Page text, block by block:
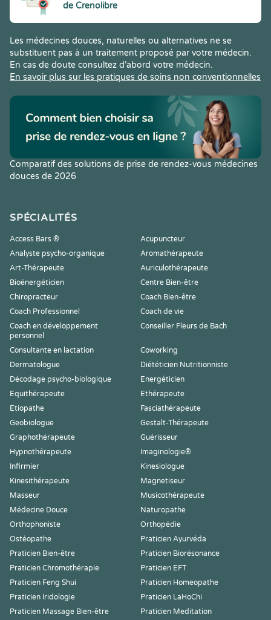
de Crenolibre
Les médecines douces, naturelles ou alternatives ne se
substituent pas à un traitement proposé par votre médecin.
En cas de doute consultez d’abord votre médecin.
En savoir plus sur les pratiques de soins non conventionnelles
Comparatif des solutions de prise de rendez-vous médecines
douces de 2026
SPÉCIALITÉS
Access Bars ®
Acupuncteur
Analyste psycho-organique
Aromathérapeute
Art-Thérapeute
Auriculothérapeute
Bioénergéticien
Centre Bien-être
Chiropracteur
Coach Bien-être
Coach Professionnel
Coach de vie
Coach en développement
personnel
Conseiller Fleurs de Bach
Consultante en lactation
Coworking
Dermatologue
Diététicien Nutritionniste
Décodage psycho-biologique
Energéticien
Equithérapeute
Ethérapeute
Etiopathe
Fasciathérapeute
Geobiologue
Gestalt-Thérapeute
Graphothérapeute
Guérisseur
Hypnothérapeute
Imaginologie®
Infirmier
Kinesiologue
Kinesithérapeute
Magnetiseur
Masseur
Musicothérapeute
Médecine Douce
Naturopathe
Orthophoniste
Orthopédie
Ostéopathe
Praticien Ayurvéda
Praticien Bien-être
Praticien Biorésonance
Praticien Chromothérapie
Praticien EFT
Praticien Feng Shui
Praticien Homeopathe
Praticien Iridologie
Praticien LaHoChi
Praticien Massage Bien-être
Praticien Meditation